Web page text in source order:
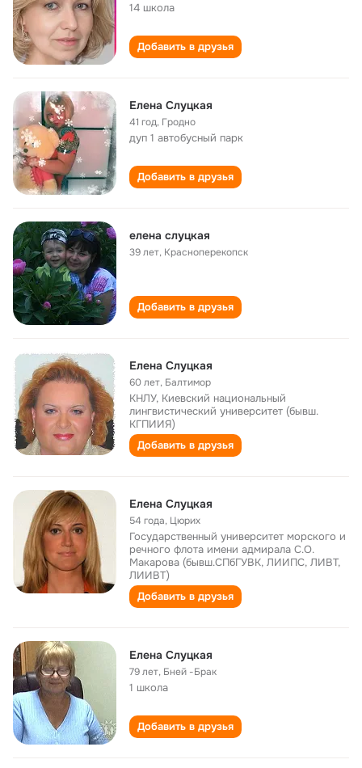
14 школа
Добавить в друзья
Елена Слуцкая
41 год, Гродно
дуп 1 автобусный парк
Добавить в друзья
елена слуцкая
39 лет, Красноперекопск
Добавить в друзья
Елена Слуцкая
60 лет, Балтимор
КНЛУ, Киевский национальный
лингвистический университет (бывш.
КГПИИЯ)
Добавить в друзья
Елена Слуцкая
54 года, Цюрих
Государственный университет морского и
речного флота имени адмирала С.О.
Макарова (бывш.СПбГУВК, ЛИИПС, ЛИВТ,
ЛИИВТ)
Добавить в друзья
Елена Слуцкая
79 лет, Бней -Брак
1 школа
Добавить в друзья